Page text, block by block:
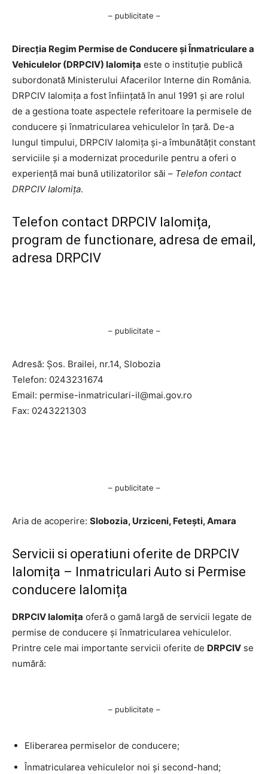
– publicitate –
Direcția Regim Permise de Conducere și Înmatriculare a
Vehiculelor (DRPCIV) Ialomița este o instituție publică
subordonată Ministerului Afacerilor Interne din România.
DRPCIV Ialomița a fost înființată în anul 1991 și are rolul
de a gestiona toate aspectele referitoare la permisele de
conducere și înmatricularea vehiculelor în țară. De-a
lungul timpului, DRPCIV Ialomița și-a îmbunătățit constant
serviciile și a modernizat procedurile pentru a oferi o
experiență mai bună utilizatorilor săi – Telefon contact
DRPCIV Ialomița.
Telefon contact DRPCIV Ialomița,
program de functionare, adresa de email,
adresa DRPCIV
– publicitate –
Adresă: Șos. Brailei, nr.14, Slobozia
Telefon: 0243231674
Email: permise-inmatriculari-il@mai.gov.ro
Fax: 0243221303
– publicitate –
Aria de acoperire: Slobozia, Urziceni, Fetești, Amara
Servicii si operatiuni oferite de DRPCIV
Ialomița – Inmatriculari Auto si Permise
conducere Ialomița
DRPCIV Ialomița oferă o gamă largă de servicii legate de
permise de conducere și înmatricularea vehiculelor.
Printre cele mai importante servicii oferite de DRPCIV se
numără:
– publicitate –
Eliberarea permiselor de conducere;
Înmatricularea vehiculelor noi și second-hand;